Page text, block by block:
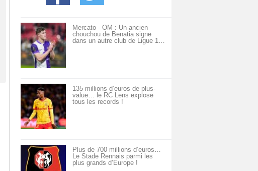
Mercato - OM : Un ancien
chouchou de Benatia signe
dans un autre club de Ligue 1…
135 millions d’euros de plus-
value… le RC Lens explose
tous les records !
Plus de 700 millions d’euros…
Le Stade Rennais parmi les
plus grands d’Europe !